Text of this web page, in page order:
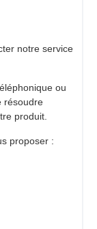
notre service
ou
résoudre
produit.
proposer :